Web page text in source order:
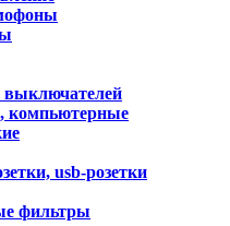
выключателей
компьютерные
usb-розетки
фильтры